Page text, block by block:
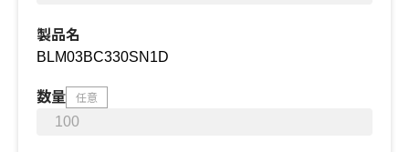
製品名
数量 任意